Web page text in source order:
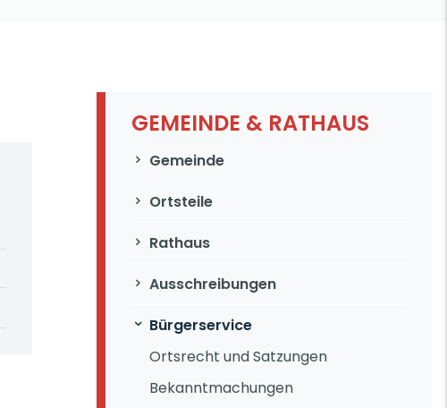
GEMEINDE & RATHAUS
Navigation überspringen
Gemeinde
Ortsteile
Rathaus
Ausschreibungen
Bürgerservice
Ortsrecht und Satzungen
Bekanntmachungen